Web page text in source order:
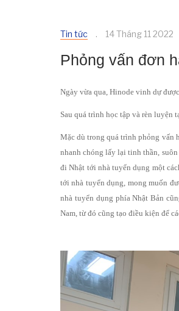
Tin tức 14 Tháng 11 2022
Phỏng vấn đơn
Ngày vừa qua, Hinode vinh dự
Sau quá trình học tập và rèn luyện
Mặc dù trong quá trình phỏng vấn
nhanh chóng lấy lại tinh thần,
đi Nhật tới nhà tuyển dụng một
tới nhà tuyển dụng, mong muốn
nhà tuyển dụng phía Nhật Bản
Nam, từ đó cũng tạo điều kiện để